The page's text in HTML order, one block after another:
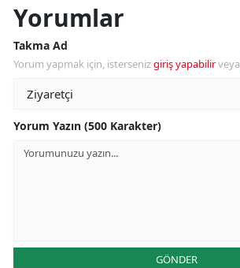
Yorumlar
Takma Ad
Yorum yapmak için, istersenizgiriş yapabilirveya
Yorum Yazın (500 Karakter)
GÖNDER